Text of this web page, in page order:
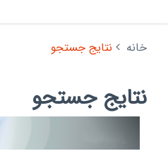
خانه نتایج جستجو
نتایج جستجو